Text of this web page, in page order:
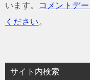
います。
コメントデ
ください 。
サイト内検索